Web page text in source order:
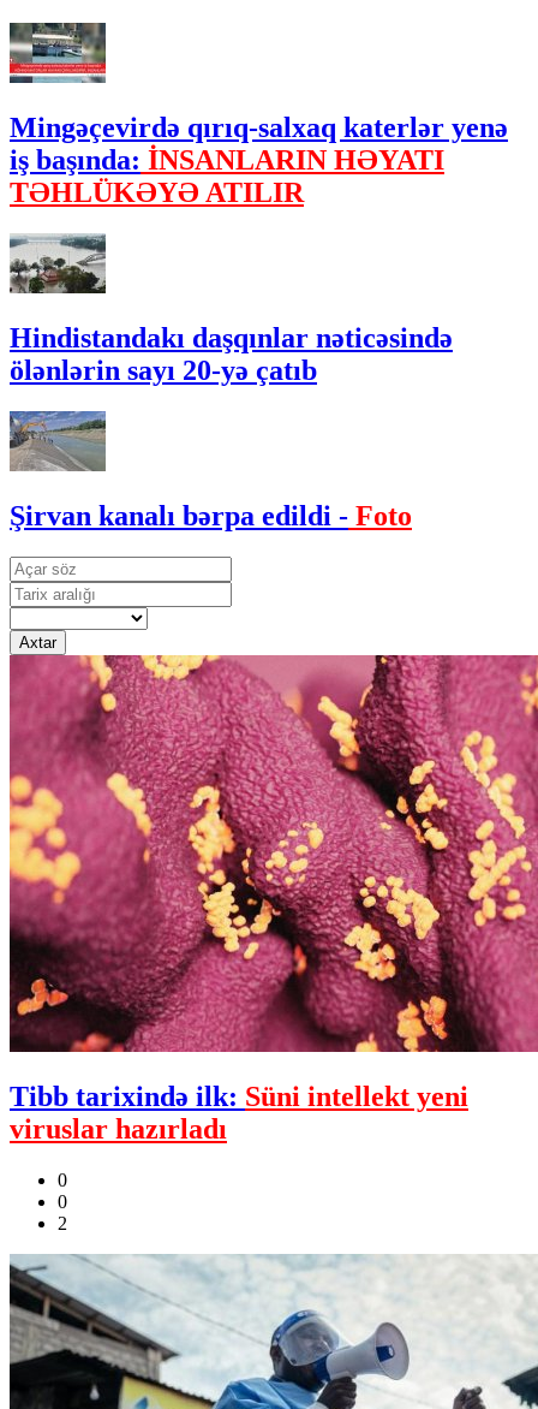
Mingəçevirdə qırıq-salxaq katerlər yenə
iş başında: İNSANLARIN HƏYATI
TƏHLÜKƏYƏ ATILIR
Hindistandakı daşqınlar nəticəsində
ölənlərin sayı 20-yə çatıb
Şirvan kanalı bərpa edildi - Foto
Axtar
Tibb tarixində ilk: Süni intellekt yeni
viruslar hazırladı
0
0
2